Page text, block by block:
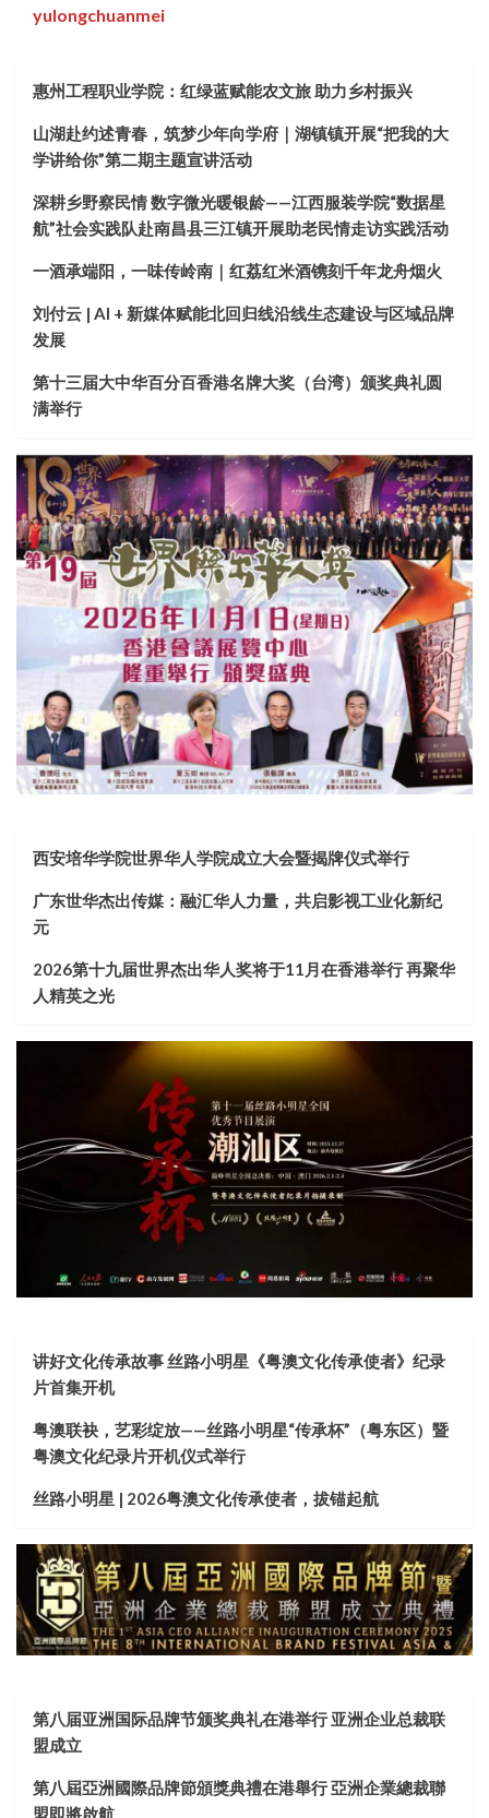
yulongchuanmei
惠州工程职业学院：红绿蓝赋能农文旅 助力乡村振兴
山湖赴约述青春，筑梦少年向学府｜湖镇镇开展“把我的大
学讲给你”第二期主题宣讲活动
深耕乡野察民情 数字微光暖银龄——江西服装学院“数据星
航”社会实践队赴南昌县三江镇开展助老民情走访实践活动
一酒承端阳，一味传岭南｜红荔红米酒镌刻千年龙舟烟火
刘付云 | AI + 新媒体赋能北回归线沿线生态建设与区域品牌
发展
第十三届大中华百分百香港名牌大奖（台湾）颁奖典礼圆
满举行
西安培华学院世界华人学院成立大会暨揭牌仪式举行
广东世华杰出传媒：融汇华人力量，共启影视工业化新纪
元
2026第十九届世界杰出华人奖将于11月在香港举行 再聚华
人精英之光
讲好文化传承故事 丝路小明星《粤澳文化传承使者》纪录
片首集开机
粤澳联袂，艺彩绽放——丝路小明星“传承杯”（粤东区）暨
粤澳文化纪录片开机仪式举行
丝路小明星 | 2026粤澳文化传承使者，拔锚起航
第八届亚洲国际品牌节颁奖典礼在港举行 亚洲企业总裁联
盟成立
第八屆亞洲國際品牌節頒獎典禮在港舉行 亞洲企業總裁聯
盟即將啟航